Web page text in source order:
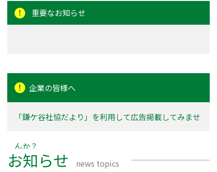
鎌ヶ谷市更生保護女性会
鎌ヶ谷市レクリエーション協会
南初富東あゆみ会
鎌ケ谷橋コスモス
東中沢・受所つくも会
重要なお知らせ
企業の皆様へ
「鎌ケ谷社協だより」を利用して広告掲載してみませ
んか？
お知らせ news topics